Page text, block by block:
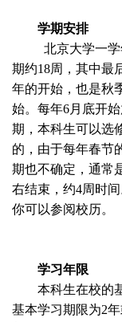
学期安排
北京大学一
期约18周，其中最
年的开始，也是秋
始。每年6月底开
期，本科生可以选
的，由于每年春节
期也不确定，通常
右结束，约4周时
你可以参阅校历。
学习年限
本科生在校的
基本学习期限为2